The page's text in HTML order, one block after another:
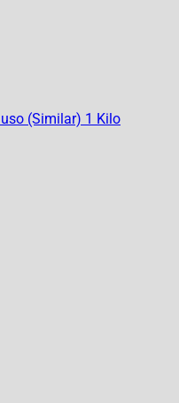
(Similar) 1 Kilo